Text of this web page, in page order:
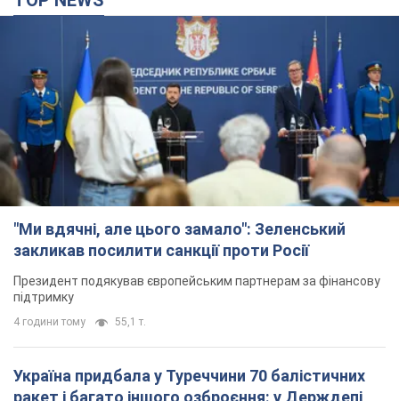
"Ми вдячні, але цього замало": Зеленський
закликав посилити санкції проти Росії
Президент подякував європейським партнерам за фінансову
підтримку
4 години тому 55,1 т.
Україна придбала у Туреччини 70 балістичних
ракет і багато іншого озброєння: у Держдепі